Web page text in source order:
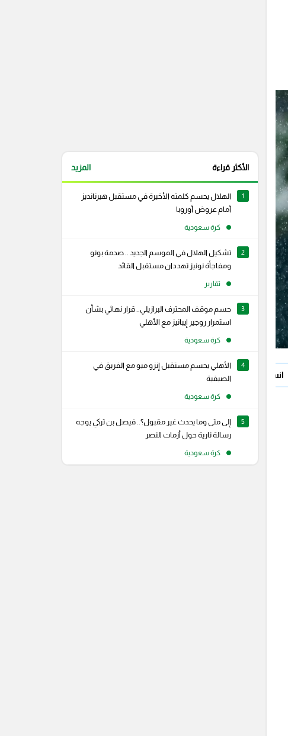
انستجرام سناب شات
الأكثر قراءة المزيد
1
الهلال يحسم كلمته الأخيرة في مستقبل هيرنانديز
أمام عروض أوروبا
كرة سعودية
2
تشكيل الهلال في الموسم الجديد .. صدمة بونو
ومفاجأة نونيز تهددان مستقبل القائد
تقارير
3
حسم موقف المحترف البرازيلي.. قرار نهائي بشأن
استمرار روجير إيبانيز مع الأهلي
كرة سعودية
4
الأهلي يحسم مستقبل إنزو ميو مع الفريق في
الصيفية
كرة سعودية
5
إلى متى وما يحدث غير مقبول؟.. فيصل بن تركي يوجه
رسالة نارية حول أزمات النصر
كرة سعودية